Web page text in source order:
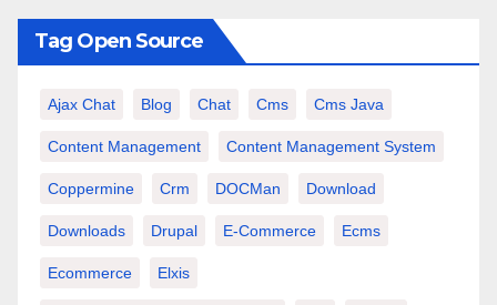
Tag Open Source
Ajax Chat Blog Chat Cms Cms Java
Content Management Content Management System
Coppermine Crm DOCMan Download
Downloads Drupal E-Commerce Ecms
Ecommerce Elxis